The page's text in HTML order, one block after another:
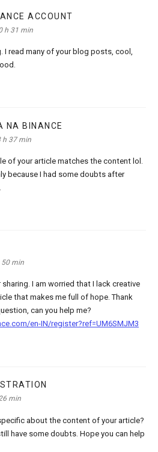
ACCOUNT
h 31 min
I read many of your blog posts, cool,
NA BINANCE
h 37 min
of your article matches the content lol.
because I had some doubts after
50 min
sharing. I am worried that I lack creative
that makes me full of hope. Thank
can you help me?
en-IN/register?ref=UM6SMJM3
min
about the content of your article?
have some doubts. Hope you can help